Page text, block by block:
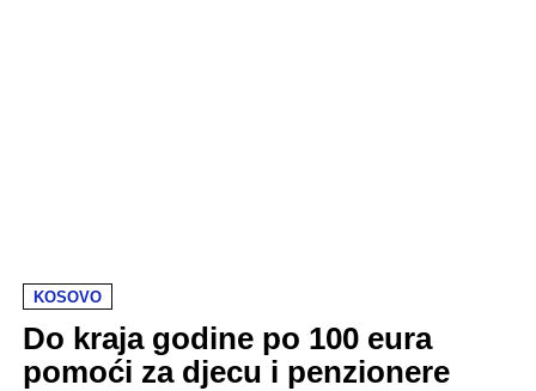
KOSOVO
Do kraja godine po 100 eura
pomoći za djecu i penzionere